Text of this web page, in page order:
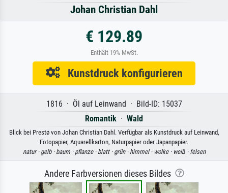
Johan Christian Dahl
€ 129.89
Enthält 19% MwSt.
Kunstdruck konfigurieren
1816 · Öl auf Leinwand · Bild-ID: 15037
Romantik · Wald
Blick bei Prestø von Johan Christian Dahl. Verfügbar als Kunstdruck auf Leinwand,
Fotopapier, Aquarellkarton, Naturpapier oder Japanpapier.
natur · gelb · baum · pflanze · blatt · grün · himmel · wolke · weiß · felsen
Andere Farbversionen dieses Bildes